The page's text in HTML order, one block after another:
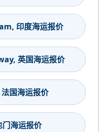
印度海运报价
英国海运报价
国海运报价
海运报价